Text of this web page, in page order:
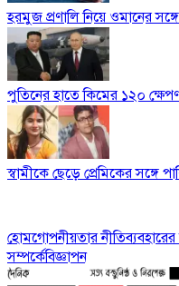
হরমুজ প্রণালি নিয়ে ওমানের সঙ্গে
পুতিনের হাতে কিমের ১২০
স্বামীকে ছেড়ে প্রেমিকের
হোমগোপনীয়তার নীতিব্যবহারের
সম্পর্কেবিজ্ঞাপন